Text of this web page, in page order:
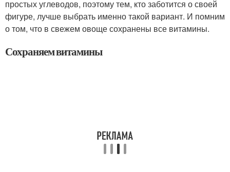
простых углеводов, поэтому тем, кто заботится о своей
фигуре, лучше выбрать именно такой вариант. И помним
о том, что в свежем овоще сохранены все витамины.
Сохраняем витамины